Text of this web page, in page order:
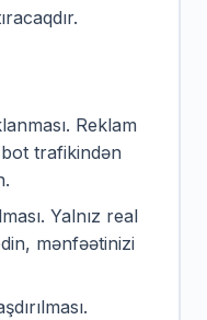
Reklam
trafikindən
Yalnız real
mənfəətinizi